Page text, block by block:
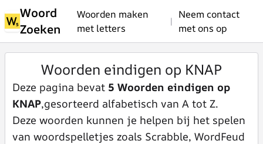
Woord
Zoeken
Woorden maken
met letters
|
Neem contact
met ons op
Woorden eindigen op KNAP
Deze pagina bevat 5 Woorden eindigen op
KNAP,gesorteerd alfabetisch van A tot Z.
Deze woorden kunnen je helpen bij het spelen
van woordspelletjes zoals Scrabble, WordFeud